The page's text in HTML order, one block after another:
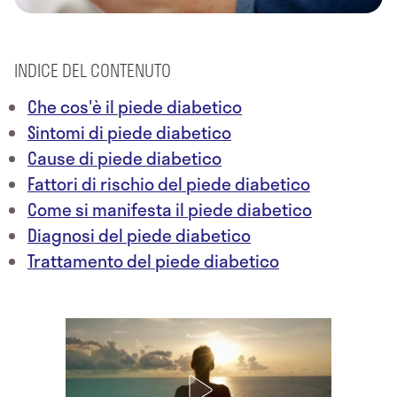
INDICE DEL CONTENUTO
Che cos'è il piede diabetico
Sintomi di piede diabetico
Cause di piede diabetico
Fattori di rischio del piede diabetico
Come si manifesta il piede diabetico
Diagnosi del piede diabetico
Trattamento del piede diabetico